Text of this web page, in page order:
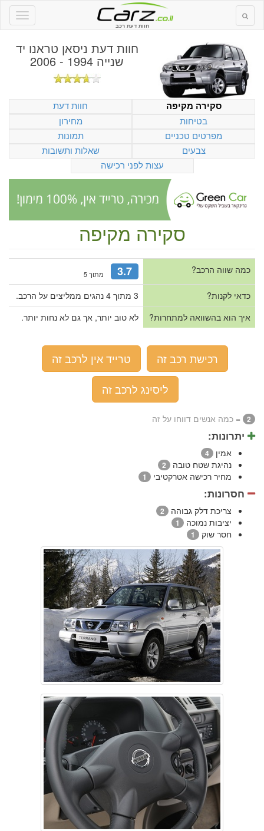
חוות דעת רכב
חוות דעת ניסאן טראנו יד
שנייה 1994 - 2006
סקירה מקיפה
חוות דעת
בטיחות
מחירון
מפרטים טכניים
תמונות
צבעים
שאלות ותשובות
עצות לפני רכישה
סקירה מקיפה
כמה שווה הרכב? 3.7 מתוך 5
כדאי לקנות?
3 מתוך 4 נהגים ממליצים על הרכב.
איך הוא בהשוואה למתחרות?
לא טוב יותר, אך גם לא נחות יותר.
רכישת רכב זה
טרייד אין לרכב זה
ליסינג לרכב זה
2 = כמה אנשים דווחו על זה
יתרונות:
אמין 4
נהיגת שטח טובה 2
מחיר רכישה אטרקטיבי 1
חסרונות:
צריכת דלק גבוהה 2
יציבות נמוכה 1
חסר שוק 1